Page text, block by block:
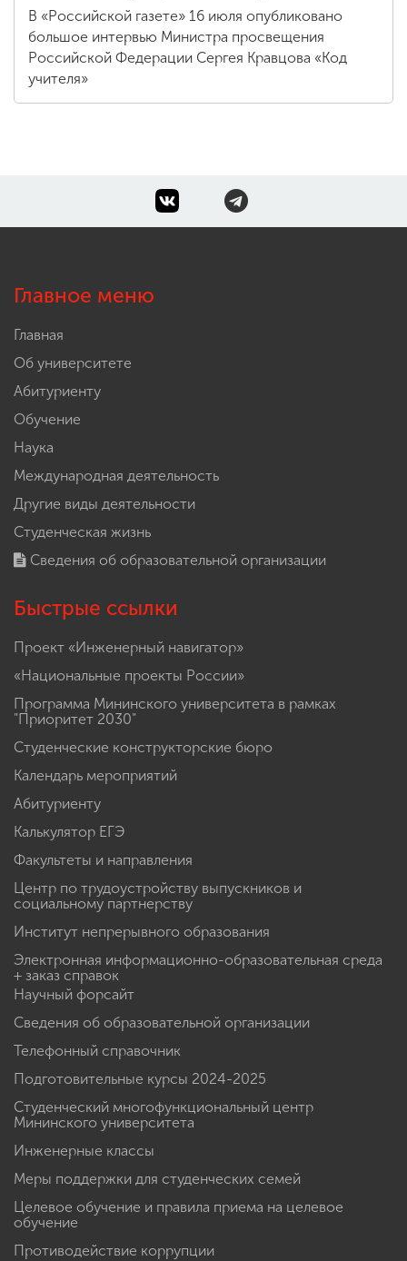
В «Российской газете» 16 июля опубликовано
большое интервью Министра просвещения
Российской Федерации Сергея Кравцова «Код
учителя»
Главное меню
Главная
Об университете
Абитуриенту
Обучение
Наука
Международная деятельность
Другие виды деятельности
Студенческая жизнь
Сведения об образовательной организации
Быстрые ссылки
Проект «Инженерный навигатор»
«Национальные проекты России»
Программа Мининского университета в рамках
"Приоритет 2030"
Студенческие конструкторские бюро
Календарь мероприятий
Абитуриенту
Калькулятор ЕГЭ
Факультеты и направления
Центр по трудоустройству выпускников и
социальному партнерству
Институт непрерывного образования
Электронная информационно-образовательная среда
+ заказ справок
Научный форсайт
Сведения об образовательной организации
Телефонный справочник
Подготовительные курсы 2024-2025
Студенческий многофункциональный центр
Мининского университета
Инженерные классы
Меры поддержки для студенческих семей
Целевое обучение и правила приема на целевое
обучение
Противодействие коррупции